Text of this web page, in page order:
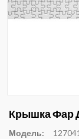
Крышка Фар
Модель: